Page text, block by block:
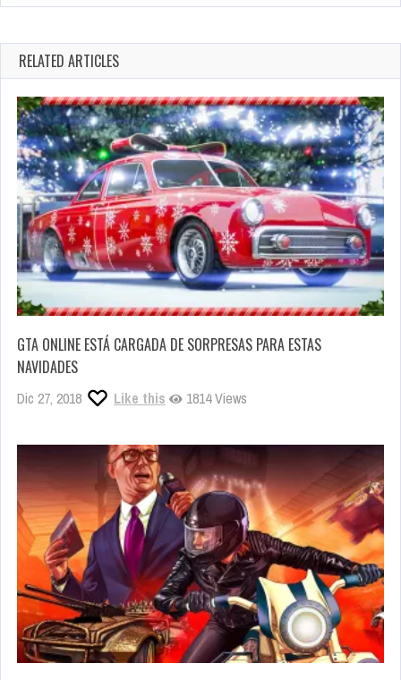
RELATED ARTICLES
GTA ONLINE ESTÁ CARGADA DE SORPRESAS PARA ESTAS
NAVIDADES
Dic 27, 2018 Like this 1814 Views